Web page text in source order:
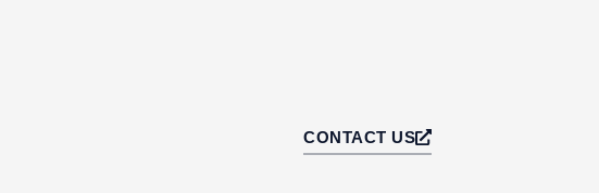
CONTACT US